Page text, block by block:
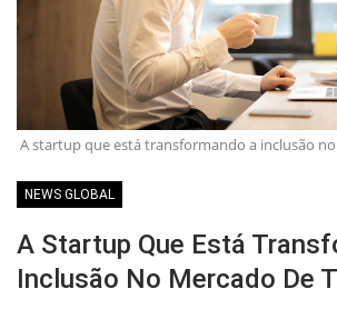
A startup que está transformando a inclusão
NEWS GLOBAL
A Startup Que Está
Inclusão No Mercado De